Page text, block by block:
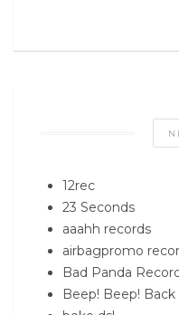
12rec
23 Seconds
aaahh records
airbagpromo
Bad Panda
Beep! Beep!